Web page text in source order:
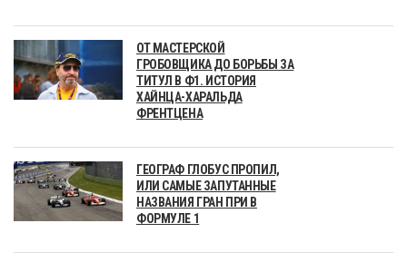
ОТ МАСТЕРСКОЙ
ГРОБОВЩИКА ДО БОРЬБЫ ЗА
ТИТУЛ В Ф1. ИСТОРИЯ
ХАЙНЦА-ХАРАЛЬДА
ФРЕНТЦЕНА
ГЕОГРАФ ГЛОБУС ПРОПИЛ,
ИЛИ САМЫЕ ЗАПУТАННЫЕ
НАЗВАНИЯ ГРАН ПРИ В
ФОРМУЛЕ 1